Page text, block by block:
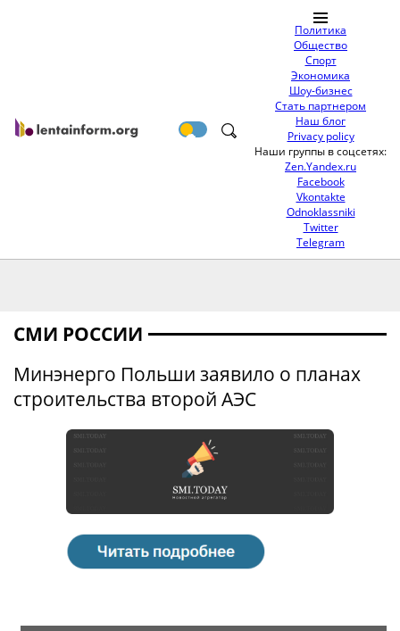
Политика
Общество
Спорт
Экономика
Шоу-бизнес
Стать партнером
Наш блог
Privacy policy
Наши группы в соцсетях:
Zen.Yandex.ru
Facebook
Vkontakte
Odnoklassniki
Twitter
Telegram
СМИ РОССИИ
Минэнерго Польши заявило о планах
строительства второй АЭС